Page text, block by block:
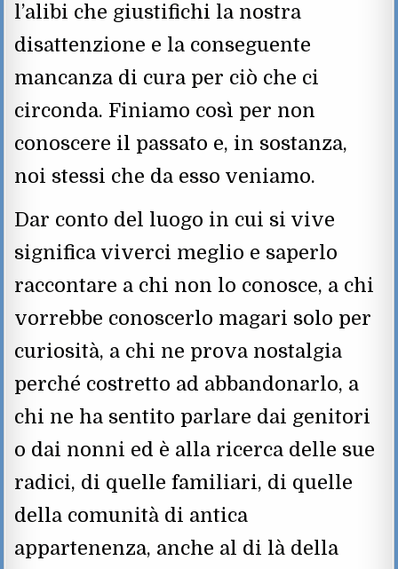
l’alibi che giustifichi la nostra
disattenzione e la conseguente
mancanza di cura per ciò che ci
circonda. Finiamo così per non
conoscere il passato e, in sostanza,
noi stessi che da esso veniamo.
Dar conto del luogo in cui si vive
significa viverci meglio e saperlo
raccontare a chi non lo conosce, a chi
vorrebbe conoscerlo magari solo per
curiosità, a chi ne prova nostalgia
perché costretto ad abbandonarlo, a
chi ne ha sentito parlare dai genitori
o dai nonni ed è alla ricerca delle sue
radici, di quelle familiari, di quelle
della comunità di antica
appartenenza, anche al di là della